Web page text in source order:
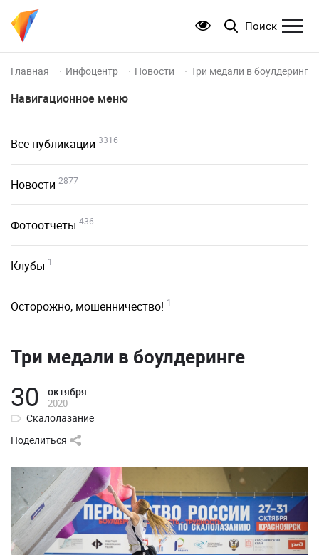
Поиск
Главная Инфоцентр Новости Три медали в боулдеринге
Навигационное меню
Все публикации 3316
Новости 2877
Фотоотчеты 436
Клубы 1
Осторожно, мошенничество! 1
Три медали в боулдеринге
30 октября
2020
Скалолазание
Поделиться